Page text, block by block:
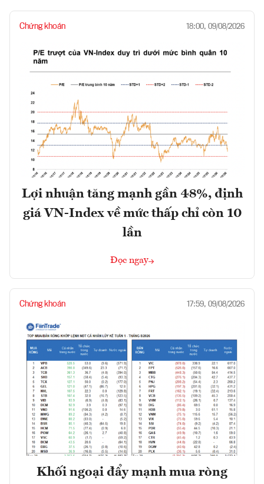
Chứng khoán 18:00, 09/08/2026
Lợi nhuận tăng mạnh gần 48%, định
giá VN-Index về mức thấp chỉ còn 10
lần
Đọc ngay
Chứng khoán 17:59, 09/08/2026
Khối ngoại đẩy mạnh mua ròng